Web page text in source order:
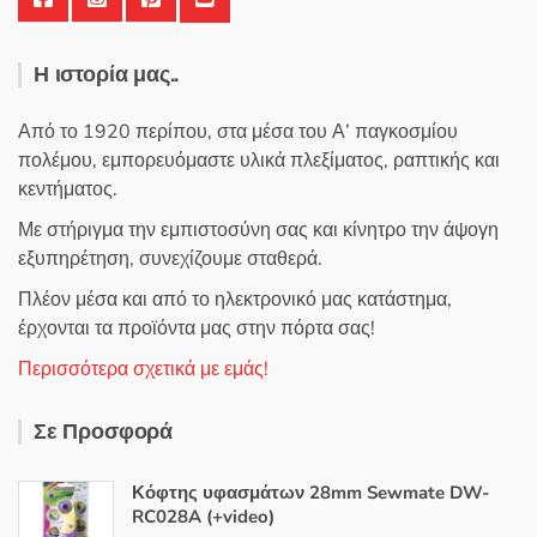
Η ιστορία μας..
Από το 1920 περίπου, στα μέσα του Α’ παγκοσμίου
πολέμου, εμπορευόμαστε υλικά πλεξίματος, ραπτικής και
κεντήματος.
Με στήριγμα την εμπιστοσύνη σας και κίνητρο την άψογη
εξυπηρέτηση, συνεχίζουμε σταθερά.
Πλέον μέσα και από το ηλεκτρονικό μας κατάστημα,
έρχονται τα προϊόντα μας στην πόρτα σας!
Περισσότερα σχετικά με εμάς!
Σε Προσφορά
Κόφτης υφασμάτων 28mm Sewmate DW-
RC028A (+video)